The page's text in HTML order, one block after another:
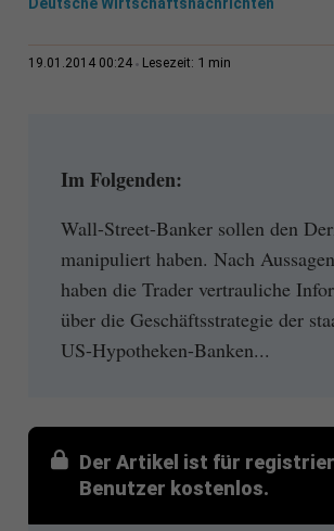
19.01.2014 00:24 Lesezeit: 1 min
Im Folgenden:
Wall-Street-Banker sollen den
manipuliert haben. Nach
haben die Trader vertrauliche
über die Geschäftsstrategie der
US-Hypotheken-Banken...
Der Artikel ist für
Benutzer kostenlos.